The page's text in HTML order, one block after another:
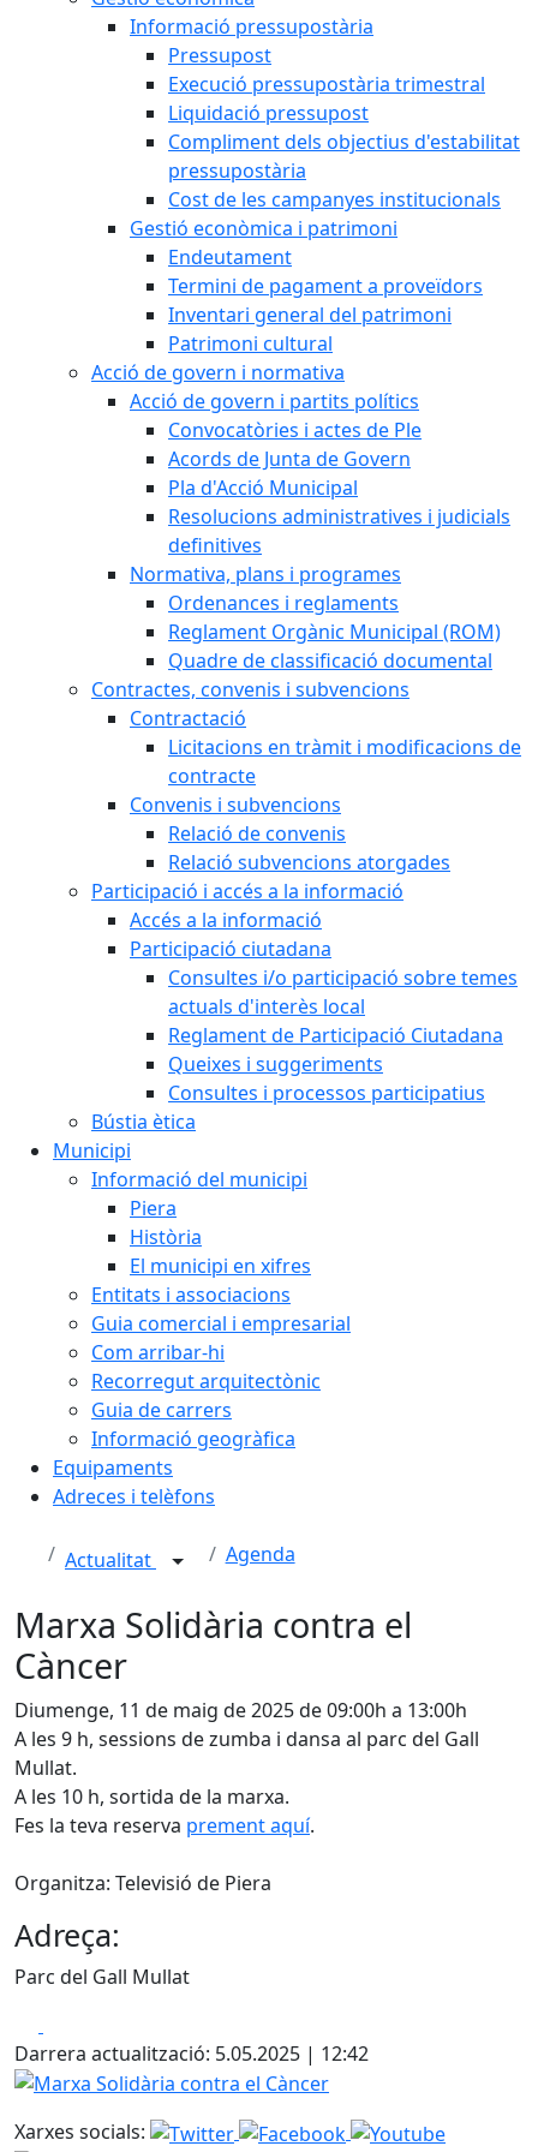
Informació pressupostària
Pressupost
Execució pressupostària trimestral
Liquidació pressupost
Compliment dels objectius d'estabilitat
pressupostària
Cost de les campanyes institucionals
Gestió econòmica i patrimoni
Endeutament
Termini de pagament a proveïdors
Inventari general del patrimoni
Patrimoni cultural
Acció de govern i normativa
Acció de govern i partits polítics
Convocatòries i actes de Ple
Acords de Junta de Govern
Pla d'Acció Municipal
Resolucions administratives i judicials
definitives
Normativa, plans i programes
Ordenances i reglaments
Reglament Orgànic Municipal (ROM)
Quadre de classificació documental
Contractes, convenis i subvencions
Contractació
Licitacions en tràmit i modificacions de
contracte
Convenis i subvencions
Relació de convenis
Relació subvencions atorgades
Participació i accés a la informació
Accés a la informació
Participació ciutadana
Consultes i/o participació sobre temes
actuals d'interès local
Reglament de Participació Ciutadana
Queixes i suggeriments
Consultes i processos participatius
Bústia ètica
Municipi
Informació del municipi
Piera
Història
El municipi en xifres
Entitats i associacions
Guia comercial i empresarial
Com arribar-hi
Recorregut arquitectònic
Guia de carrers
Informació geogràfica
Equipaments
Adreces i telèfons
Actualitat Agenda
Marxa Solidària contra el
Càncer
Diumenge, 11 de maig de 2025 de 09:00h a 13:00h
A les 9 h, sessions de zumba i dansa al parc del Gall
Mullat.
A les 10 h, sortida de la marxa.
Fes la teva reserva prement aquí.
Organitza: Televisió de Piera
Adreça:
Parc del Gall Mullat
Darrera actualització: 5.05.2025 | 12:42
Marxa Solidària contra el Càncer
Xarxes socials: